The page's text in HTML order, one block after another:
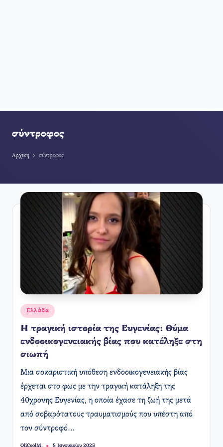
σύντροφος
Αρχική σύντροφος
Αναρτήθηκε
σε
Ελλάδα
Η τραγική ιστορία της Ευγενίας: Θύμα
ενδοοικογενειακής βίας που κατέληξε στη
σιωπή
Μια σοκαριστική υπόθεση ενδοοικογενειακής βίας
έρχεται στο φως με την τραγική κατάληξη της
40χρονης Ευγενίας, η οποία έχασε τη ζωή της μετά
από σοβαρότατους τραυματισμούς που υπέστη από
τον σύντροφό…
OliCoolM. 5 Ιανουαρίου 2025